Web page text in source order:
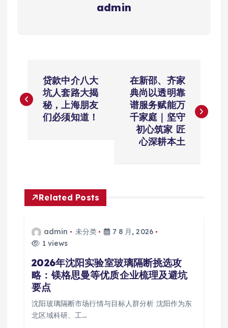
admin
章
贷款中介八大
坑人套路大揭
秘，上海朋友
们必须知道！
在新邵、齐家
典尚以透明靠
谱服务赋能万
千家庭｜坚守
初心筑家 匠
心深耕本土
Related Posts
admin 未分类
7 8 月, 2026
1 views
2026年沈阳实验室玻璃隔断挑选攻
略：镁格思曼等优质企业梳理及避坑
要点
沈阳玻璃隔断市场行情与目标人群分析 沈阳作为东
北区域科研、工…